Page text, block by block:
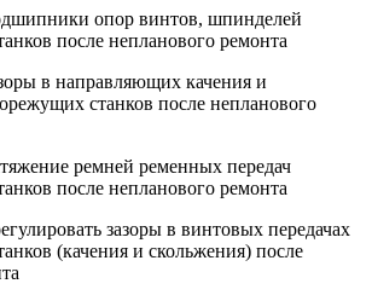
опор винтов, шпинделей
после непланового ремонта
в направляющих качения и
станков после непланового
ремней ременных передач
после непланового ремонта
зазоры в винтовых передачах
(качения и скольжения) после